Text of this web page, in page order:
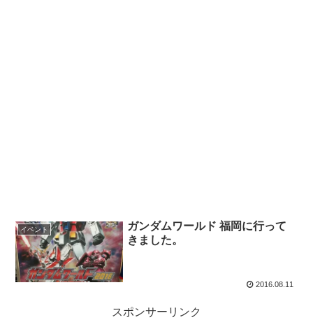
イベント
ガンダムワールド 福岡に行って
きました。
2016.08.11
スポンサーリンク